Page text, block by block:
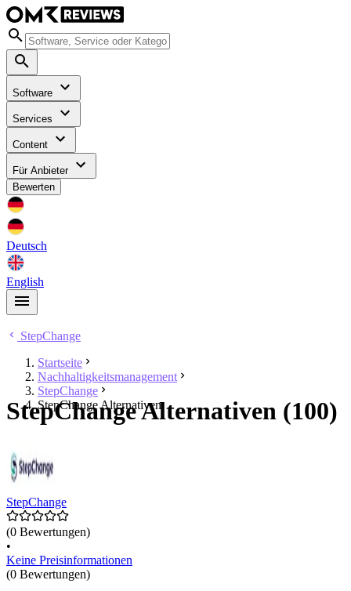
Software
Services
Content
Für Anbieter
Bewerten
Deutsch
English
StepChange
Startseite
Nachhaltigkeitsmanagement
StepChange
StepChange Alternativen
StepChange Alternativen (100)
StepChange
(0 Bewertungen)
•
Keine Preisinformationen
(0 Bewertungen)